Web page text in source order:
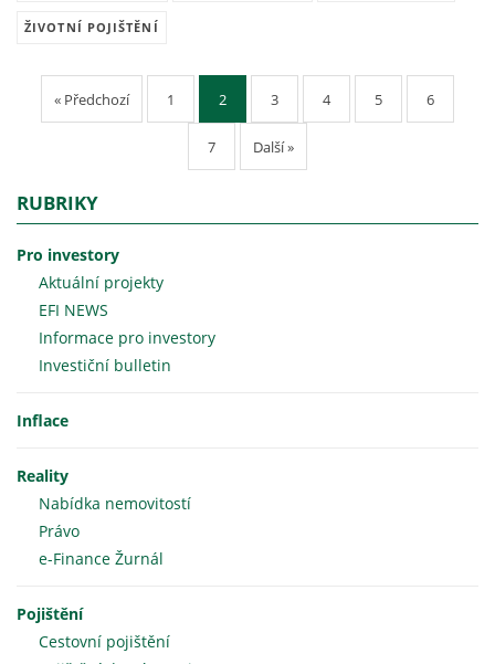
ŽIVOTNÍ POJIŠTĚNÍ
« Předchozí 1 2 3 4 5 6
7 Další »
RUBRIKY
Pro investory
Aktuální projekty
EFI NEWS
Informace pro investory
Investiční bulletin
Inflace
Reality
Nabídka nemovitostí
Právo
e-Finance Žurnál
Pojištění
Cestovní pojištění